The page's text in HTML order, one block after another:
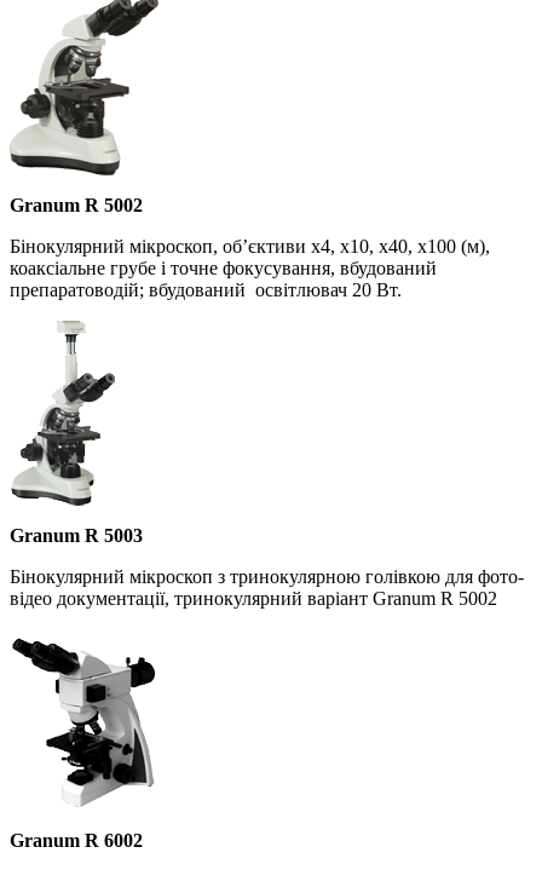
Granum R 5002
Бінокулярний мікроскоп, об’єктиви х4, х10, х40, х100 (м),
коаксіальне грубе і точне фокусування, вбудований
препаратоводій; вбудований освітлювач 20 Вт.
Granum R 5003
Бінокулярний мікроскоп з тринокулярною голівкою для фото-
відео документації, тринокулярний варіант Granum R 5002
Granum R 6002